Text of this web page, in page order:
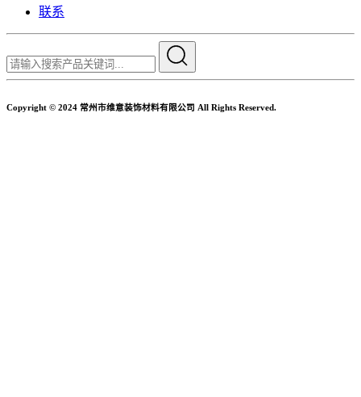
联系
Copyright © 2024 常州市维意装饰材料有限公司 All Rights Reserved.